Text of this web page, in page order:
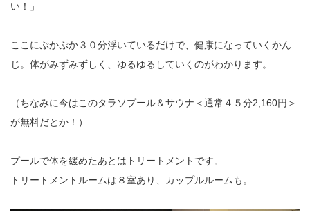
い！」
ここにぷかぷか３０分浮いているだけで、健康になっていくかん
じ。体がみずみずしく、ゆるゆるしていくのがわかります。
（ちなみに今はこのタラソプール＆サウナ＜通常４５分2,160円＞
が無料だとか！）
プールで体を緩めたあとはトリートメントです。
トリートメントルームは８室あり、カップルルームも。